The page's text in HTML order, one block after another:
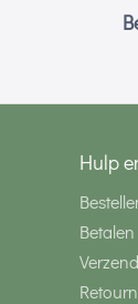
Hulp
Betalen